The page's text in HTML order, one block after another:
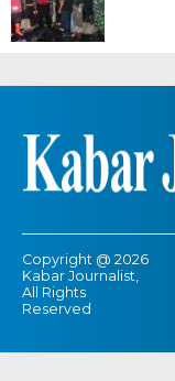
Copyright @ 2026
Kabar Journalist,
All Rights
Reserved